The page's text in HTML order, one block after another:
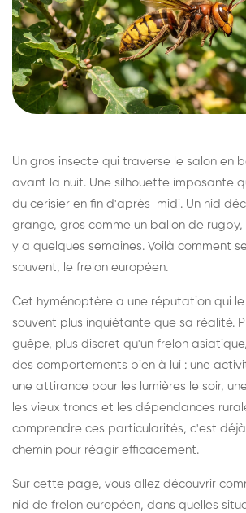
Un gros insecte qui traverse le salon en
avant la nuit. Une silhouette imposante
du cerisier en fin d'après-midi. Un nid
grange, gros comme un ballon de rugby,
y a quelques semaines. Voilà comment
souvent, le frelon européen.
Cet hyménoptère a une réputation qui
souvent plus inquiétante que sa réalité.
guêpe, plus discret qu'un frelon
des comportements bien à lui : une
une attirance pour les lumières le soir,
les vieux troncs et les dépendances
comprendre ces particularités, c'est
chemin pour réagir efficacement.
Sur cette page, vous allez découvrir
nid de frelon européen, dans quelles